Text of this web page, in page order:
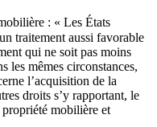
: « Les États
traitement aussi favorable
qui ne soit pas moins
les mêmes circonstances,
l’acquisition de la
droits s’y rapportant, le
propriété mobilière et